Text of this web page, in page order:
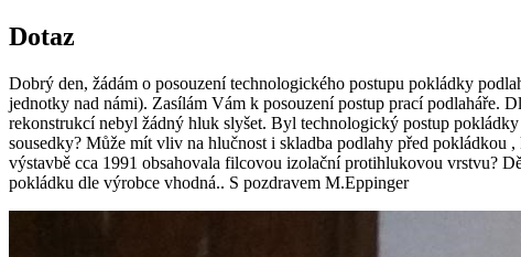
Dotaz
Dobrý den, žádám o posouzení technologického postupu pokládky
jednotky nad námi). Zasílám Vám k posouzení postup prací podlaháře.
rekonstrukcí nebyl žádný hluk slyšet. Byl technologický postup
sousedky? Může mít vliv na hlučnost i skladba podlahy před pokládkou
výstavbě cca 1991 obsahovala filcovou izolační protihlukovou vrstvu?
pokládku dle výrobce vhodná.. S pozdravem M.Eppinger